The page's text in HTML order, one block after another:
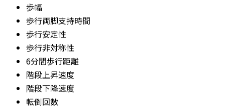
歩幅
歩行両脚支持時間
歩行安定性
歩行非対称性
6分間歩行距離
階段上昇速度
階段下降速度
転倒回数